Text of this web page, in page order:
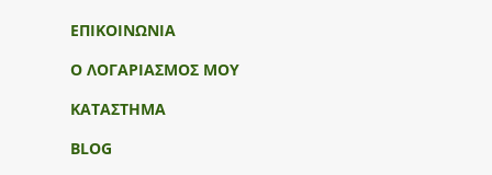
ΕΠΙΚΟΙΝΩΝΙΑ
Ο ΛΟΓΑΡΙΑΣΜΟΣ ΜΟΥ
ΚΑΤΑΣΤΗΜΑ
BLOG